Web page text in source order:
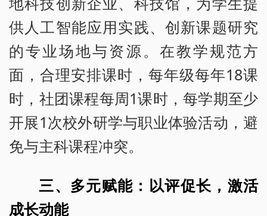
供人工智能应用实践、创新课题研究
的专业场地与资源。在教学规范方
面，合理安排课时，每年级每年18课
时，社团课程每周1课时，每学期至少
开展1次校外研学与职业体验活动，避
免与主科课程冲突。
三、多元赋能：以评促长，激活
成长动能